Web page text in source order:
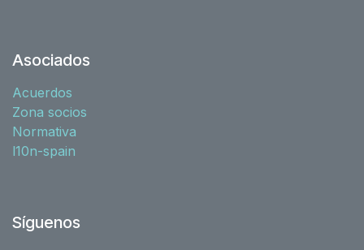
Asociados
Acuerdos
Zona socios
Normativa
l10n-spain
Síguenos